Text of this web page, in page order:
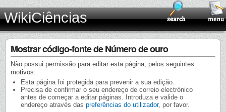
WikiCiências
Mostrar código-fonte de Número de ouro
Não possui permissão para editar esta página, pelos seguintes
motivos:
Esta página foi protegida para prevenir a sua edição.
Precisa de confirmar o seu endereço de correio electrónico
antes de começar a editar páginas. Introduza e valide o
endereço através das preferências do utilizador, por favor.